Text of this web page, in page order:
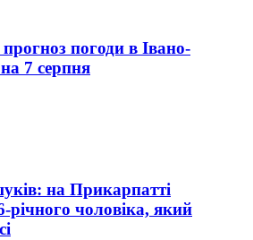
погоди в Івано-
7 серпня
на Прикарпатті
чоловіка, який